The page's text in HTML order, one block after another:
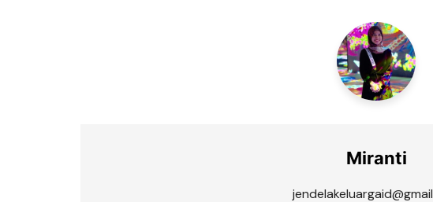
Miranti